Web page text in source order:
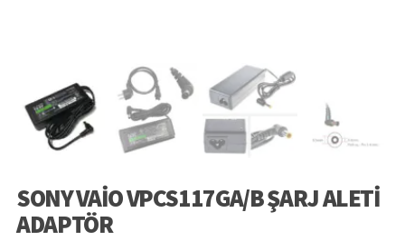
SONY VAIO VPCS117GA/B ŞARJ ALETI
ADAPTÖR